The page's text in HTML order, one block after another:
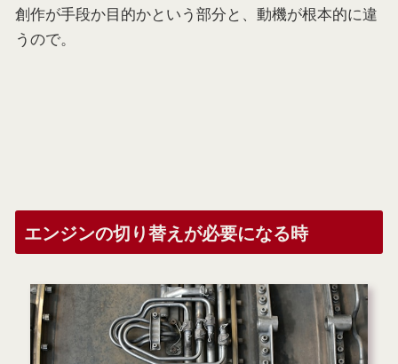
創作が手段か目的かという部分と、動機が根本的に違
うので。
エンジンの切り替えが必要になる時